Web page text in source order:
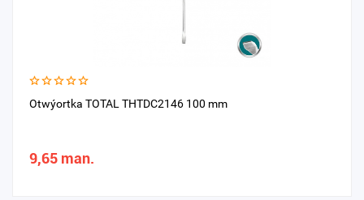
Otwýortka TOTAL THTDC2146 100 mm
9,65 man.